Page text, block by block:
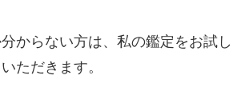
からない方は、私の鑑定をお試
ただきます。